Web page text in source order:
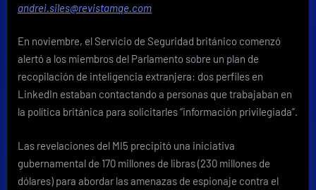
andrei.siles@revistamqe.com
En noviembre, el Servicio de Seguridad británico comenzó
alertó a los miembros del Parlamento sobre un plan de
recopilación de inteligencia extranjera: dos perfiles en
LinkedIn estaban contactando a personas que trabajaban en
la política británica para solicitarles “información privilegiada”.
Las revelaciones del MI5 precipitó una iniciativa
gubernamental de 170 millones de libras (230 millones de
dólares) para abordar las amenazas de espionaje contra el